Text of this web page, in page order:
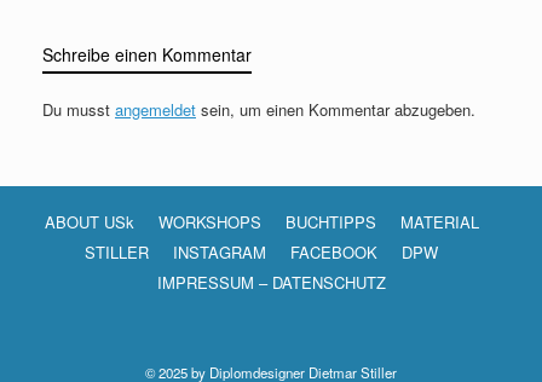
Schreibe einen Kommentar
Du musst angemeldet sein, um einen Kommentar abzugeben.
ABOUT USk WORKSHOPS BUCHTIPPS
MATERIAL
STILLER
INSTAGRAM FACEBOOK
DPW
IMPRESSUM – DATENSCHUTZ
© 2025 by Diplomdesigner Dietmar Stiller